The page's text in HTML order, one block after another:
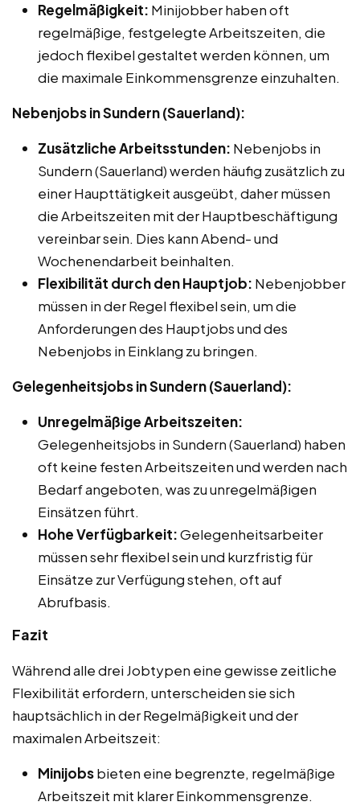
Regelmäßigkeit: Minijobber haben oft
regelmäßige, festgelegte Arbeitszeiten, die
jedoch flexibel gestaltet werden können, um
die maximale Einkommensgrenze einzuhalten.
Nebenjobs in Sundern (Sauerland):
Zusätzliche Arbeitsstunden: Nebenjobs in
Sundern (Sauerland) werden häufig zusätzlich zu
einer Haupttätigkeit ausgeübt, daher müssen
die Arbeitszeiten mit der Hauptbeschäftigung
vereinbar sein. Dies kann Abend- und
Wochenendarbeit beinhalten.
Flexibilität durch den Hauptjob: Nebenjobber
müssen in der Regel flexibel sein, um die
Anforderungen des Hauptjobs und des
Nebenjobs in Einklang zu bringen.
Gelegenheitsjobs in Sundern (Sauerland):
Unregelmäßige Arbeitszeiten:
Gelegenheitsjobs in Sundern (Sauerland) haben
oft keine festen Arbeitszeiten und werden nach
Bedarf angeboten, was zu unregelmäßigen
Einsätzen führt.
Hohe Verfügbarkeit:Gelegenheitsarbeiter
müssen sehr flexibel sein und kurzfristig für
Einsätze zur Verfügung stehen, oft auf
Abrufbasis.
Fazit
Während alle drei Jobtypen eine gewisse zeitliche
Flexibilität erfordern, unterscheiden sie sich
hauptsächlich in der Regelmäßigkeit und der
maximalen Arbeitszeit:
Minijobsbieten eine begrenzte, regelmäßige
Arbeitszeit mit klarer Einkommensgrenze.